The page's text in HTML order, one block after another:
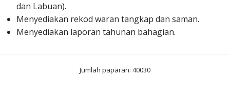
dan Labuan).
Menyediakan rekod waran tangkap dan saman.
Menyediakan laporan tahunan bahagian.
Jumlah paparan: 40030